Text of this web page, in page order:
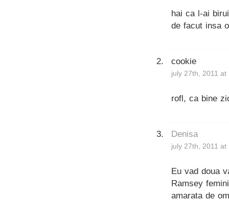
hai ca l-ai
de facut insa
cookie
july 27th, 2011 at
rofl, ca bine
Denisa
july 27th, 2011 at
Eu vad doua
Ramsey
amarata de